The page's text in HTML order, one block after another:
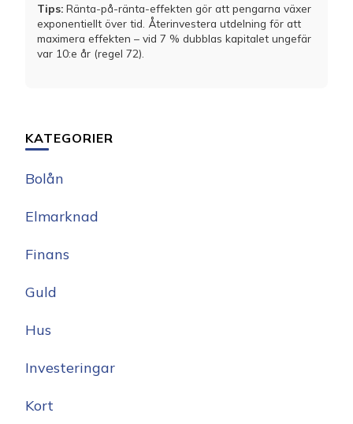
Tips: Ränta-på-ränta-effekten gör att pengarna växer
exponentiellt över tid. Återinvestera utdelning för att
maximera effekten – vid 7 % dubblas kapitalet ungefär
var 10:e år (regel 72).
KATEGORIER
Bolån
Elmarknad
Finans
Guld
Hus
Investeringar
Kort